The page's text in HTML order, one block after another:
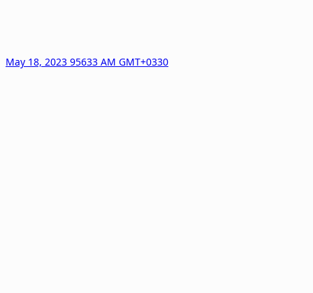
May 18, 2023 95633 AM GMT+0330